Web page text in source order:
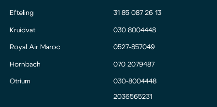
Efteling
Kruidvat
Royal Air Maroc
Hornbach
Otrium
31 85 087 26 13
030 8004448
0527-857049
070 2079487
030-8004448
2036565231